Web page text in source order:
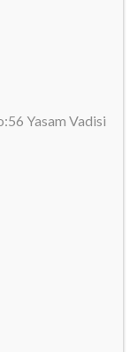
Yasam Vadisi